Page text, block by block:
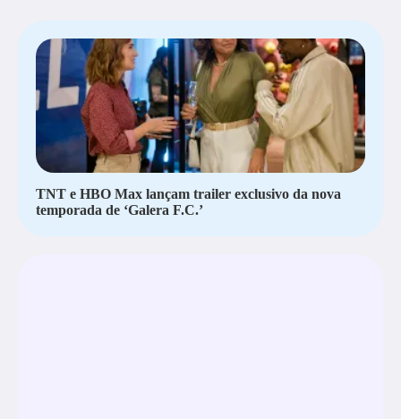
TNT e HBO Max lançam trailer exclusivo da nova
temporada de ‘Galera F.C.’